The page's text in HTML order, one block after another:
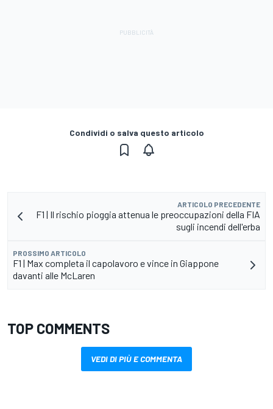
Condividi o salva questo articolo
ARTICOLO PRECEDENTE
F1 | Il rischio pioggia attenua le preoccupazioni della FIA
sugli incendi dell'erba
PROSSIMO ARTICOLO
F1 | Max completa il capolavoro e vince in Giappone
davanti alle McLaren
TOP COMMENTS
VEDI DI PIÙ E COMMENTA